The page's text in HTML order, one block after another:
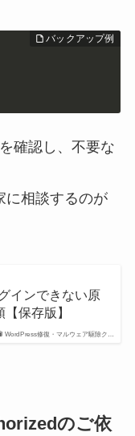
確認し、不要な
に相談するのが
WordPress修復・マルウェア駆除ク…
インできない原
保存版】
のご依